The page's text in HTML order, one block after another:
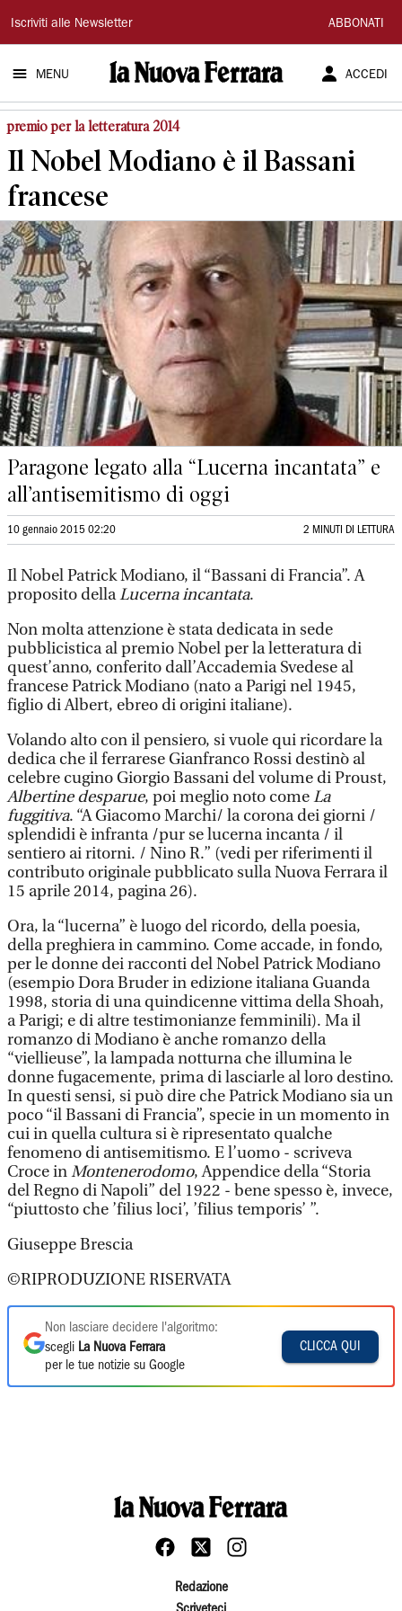
La
Nuova
Ferrara
Iscriviti alle Newsletter ABBONATI
MENU ACCEDI
premio per la letteratura 2014
Il Nobel Modiano è il Bassani
francese
Paragone legato alla “Lucerna incantata” e
all’antisemitismo di oggi
10 gennaio 2015 02:20 2 MINUTI DI LETTURA
Il Nobel Patrick Modiano, il “Bassani di Francia”. A
proposito dellaLucerna incantata.
Non molta attenzione è stata dedicata in sede
pubblicistica al premio Nobel per la letteratura di
quest’anno, conferito dall’Accademia Svedese al
francese Patrick Modiano (nato a Parigi nel 1945,
figlio di Albert, ebreo di origini italiane).
Volando alto con il pensiero, si vuole qui ricordare la
dedica che il ferrarese Gianfranco Rossi destinò al
celebre cugino Giorgio Bassani del volume di Proust,
Albertine desparue, poi meglio noto comeLa
fuggitiva. “A Giacomo Marchi/ la corona dei giorni /
splendidi è infranta /pur se lucerna incanta / il
sentiero ai ritorni. / Nino R.” (vedi per riferimenti il
contributo originale pubblicato sulla Nuova Ferrara il
15 aprile 2014, pagina 26).
Ora, la “lucerna” è luogo del ricordo, della poesia,
della preghiera in cammino. Come accade, in fondo,
per le donne dei racconti del Nobel Patrick Modiano
(esempio Dora Bruder in edizione italiana Guanda
1998, storia di una quindicenne vittima della Shoah,
a Parigi; e di altre testimonianze femminili). Ma il
romanzo di Modiano è anche romanzo della
“viellieuse”, la lampada notturna che illumina le
donne fugacemente, prima di lasciarle al loro destino.
In questi sensi, si può dire che Patrick Modiano sia un
poco “il Bassani di Francia”, specie in un momento in
cui in quella cultura si è ripresentato qualche
fenomeno di antisemitismo. E l’uomo - scriveva
Croce inMontenerodomo, Appendice della “Storia
del Regno di Napoli” del 1922 - bene spesso è, invece,
“piuttosto che ’filius loci’, ’filius temporis’ ”.
Giuseppe Brescia
©RIPRODUZIONE RISERVATA
Non lasciare decidere l'algoritmo:
scegli La Nuova Ferrara
per le tue notizie su Google
CLICCA QUI
Redazione